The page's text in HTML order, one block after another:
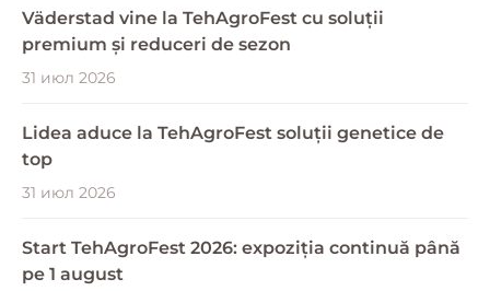
Väderstad vine la TehAgroFest cu soluții
premium și reduceri de sezon
31 июл 2026
Lidea aduce la TehAgroFest soluții genetice de
top
31 июл 2026
Start TehAgroFest 2026: expoziția continuă până
pe 1 august